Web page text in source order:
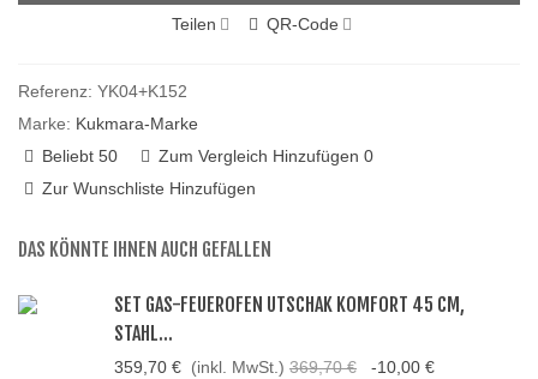
Teilen QR-Code
Referenz: YK04+K152
Marke: Kukmara-Marke
Beliebt 50 Zum Vergleich Hinzufügen 0
Zur Wunschliste Hinzufügen
DAS KÖNNTE IHNEN AUCH GEFALLEN
SET GAS-FEUEROFEN UTSCHAK KOMFORT 45 CM,
STAHL...
359,70 € (inkl. MwSt.) 369,70 € -10,00 €